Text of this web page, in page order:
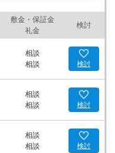
敷金・保証金
礼金
検討
相談
相談
検討
相談
相談
検討
相談
相談
検討